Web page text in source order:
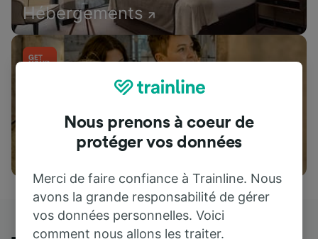
Hébergements
Attractions
Nous prenons à coeur de
protéger vos données
Merci de faire confiance à Trainline. Nous
avons la grande responsabilité de gérer
vos données personnelles. Voici
comment nous allons les traiter.